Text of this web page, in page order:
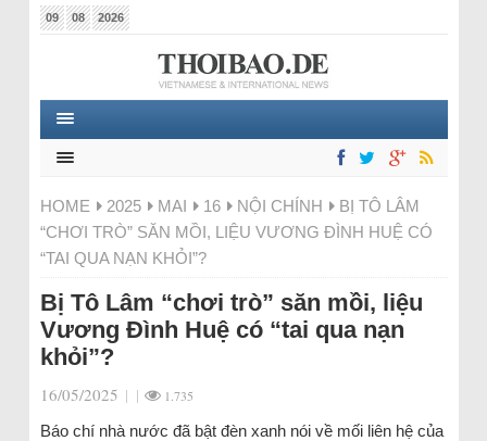
09 08 2026
HOME 2025 MAI 16 NỘI CHÍNH
BỊ TÔ LÂM
“CHƠI TRÒ” SĂN MỒI, LIỆU VƯƠNG ĐÌNH HUỆ CÓ
“TAI QUA NẠN KHỎI”?
Bị Tô Lâm “chơi trò” săn mồi, liệu
Vương Đình Huệ có “tai qua nạn
khỏi”?
16/05/2025 | | 1.735
Báo chí nhà nước đã bật đèn xanh nói về mối liên hệ của